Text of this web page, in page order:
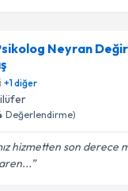
Neyran
+1diğer
Değerlendirme)
hizmetten son derece